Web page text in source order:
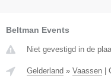
Beltman Events
Niet gevestigd in de
Gelderland » Vaassen